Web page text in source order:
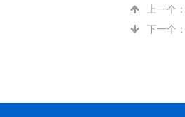
上一个：
下一个：